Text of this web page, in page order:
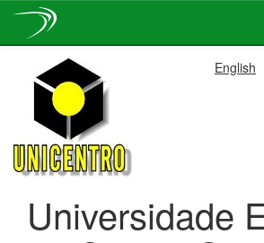
navigation
English
Universidade